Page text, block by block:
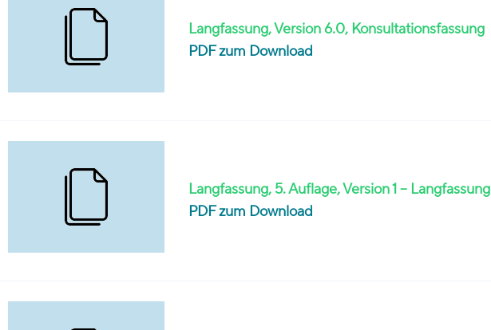
Langfassung, Version 6.0, Konsultationsfassung
PDF zum Download
Langfassung, 5. Auflage, Version 1 – Langfassung
PDF zum Download